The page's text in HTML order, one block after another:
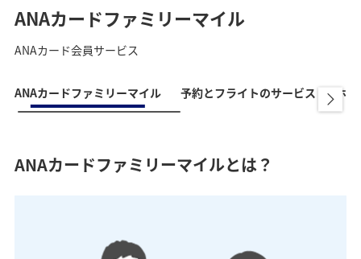
ANAカードファミリーマイル
ANAカード会員サービス
ANAカードファミリーマイル 予約とフライトのサービス ホ
ANAカードファミリーマイルとは？